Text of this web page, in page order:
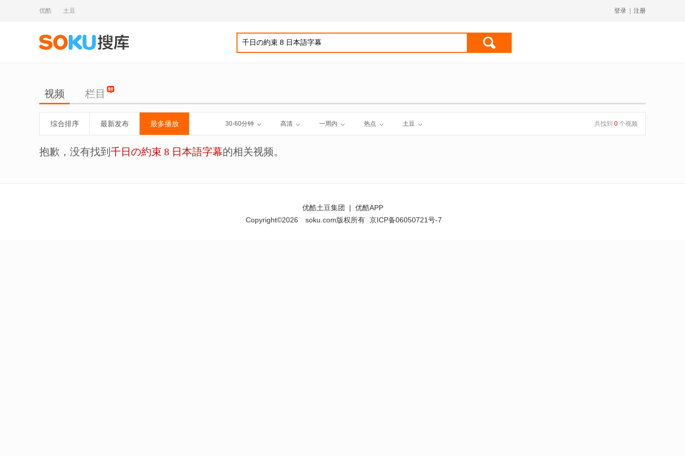
优酷 土豆 登录 注册
视频 栏目
综合排序 最新发布 最多播放 30-60分钟 高清 一周内 热点 土豆 共找到 0 个视频
抱歉，没有找到 千日の約束 8 日本語字幕的相关视频。
优酷土豆集团 | 优酷APP
Copyright©2026
soku.com版权所有 京ICP备06050721号-7